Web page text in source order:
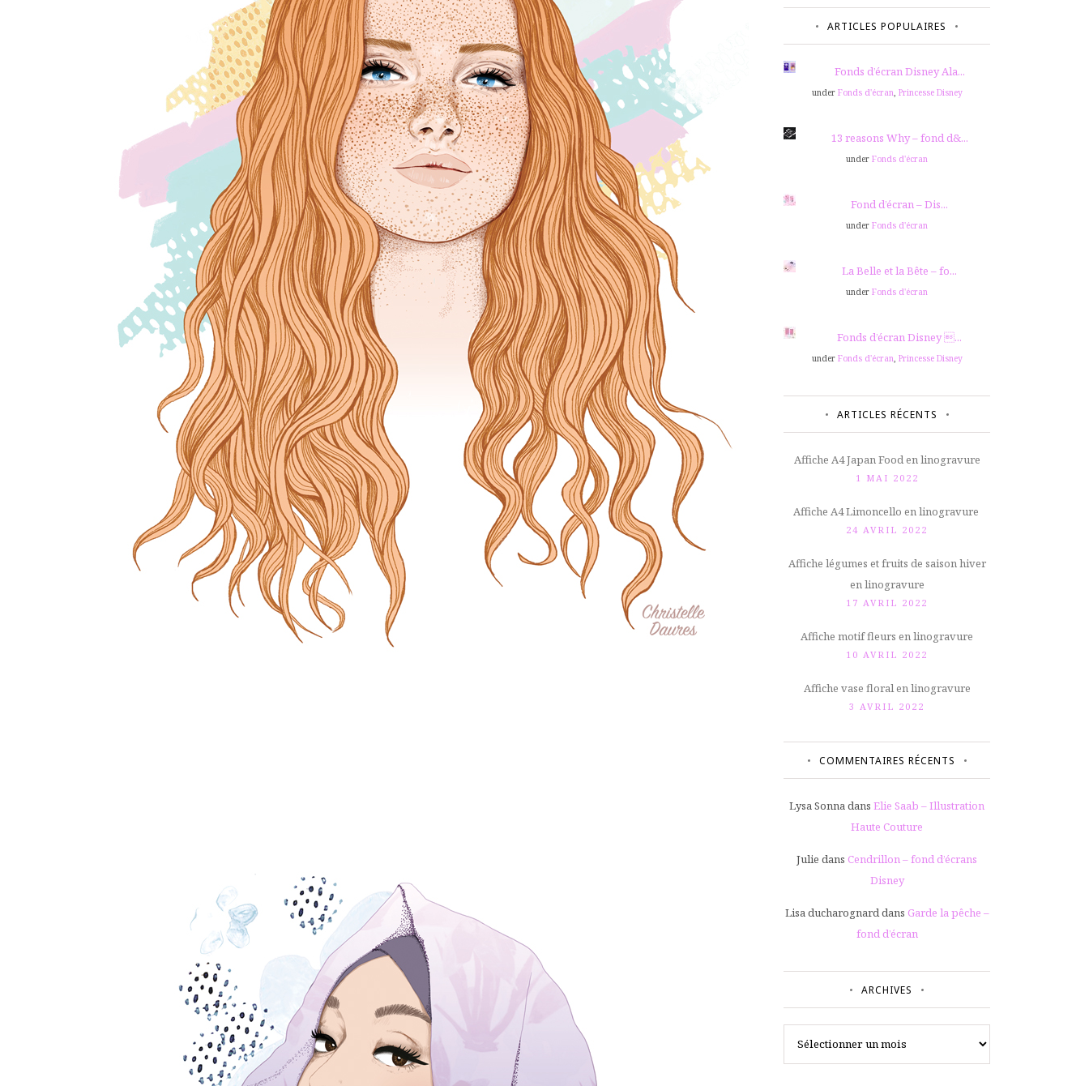
ARTICLES POPULAIRES
Fonds d’écran Disney Ala...
under Fonds d'écran Princesse Disney
13 reasons Why – fond d&...
under Fonds d'écran
Fond d’écran – Dis...
under Fonds d'écran
La Belle et la Bête – fo...
under Fonds d'écran
Fonds d’écran Disney ...
under Fonds d'écran Princesse Disney
ARTICLES RÉCENTS
Affiche A4 Japan Food en linogravure
1 MAI 2022
Affiche A4 Limoncello en linogravure
24 AVRIL 2022
Affiche légumes et fruits de saison hiver
en linogravure
17 AVRIL 2022
Affiche motif fleurs en linogravure
10 AVRIL 2022
Affiche vase floral en linogravure
3 AVRIL 2022
COMMENTAIRES RÉCENTS
Lysa Sonna dans Elie Saab – Illustration
Haute Couture
Julie dans Cendrillon – fond d’écrans
Disney
Lisa ducharognard dans Garde la pêche –
fond d’écran
ARCHIVES